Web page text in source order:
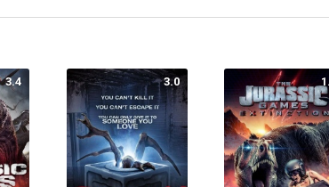
3.4 3.0